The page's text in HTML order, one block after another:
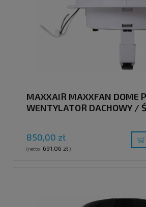
MAXXAIR MAXXFAN DOME
WENTYLATOR DACHOWY /
850,00 zł
(netto: 691,06 zł)